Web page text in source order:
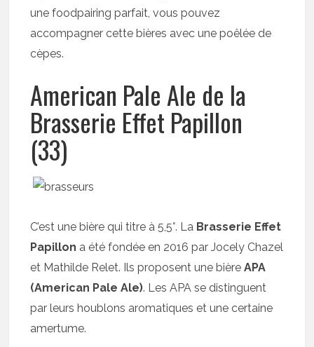
une foodpairing parfait, vous pouvez
accompagner cette bières avec une poêlée de
cèpes.
American Pale Ale de la
Brasserie Effet Papillon
(33)
C’est une bière qui titre à 5,5°. La Brasserie Effet
Papillon a été fondée en 2016 par Jocely Chazel
et Mathilde Relet. Ils proposent une bièreAPA
(American Pale Ale). Les APA se distinguent
par leurs houblons aromatiques et une certaine
amertume.